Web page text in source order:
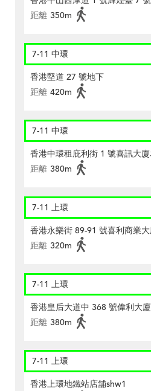
距離 350m
7-11 中環
香港堅道 27 號地下
距離 420m
7-11 中環
香港中環租庇利街 1 號喜訊大
距離 380m
7-11 上環
香港永樂街 89-91 號喜利商業
距離 320m
7-11 上環
香港皇后大道中 368 號偉利大
距離 380m
7-11 上環
香港上環地鐵站店舖shw1